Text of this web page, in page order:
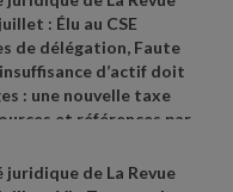
relative à la lutte
et fiscales- Décret
JO du 27-
dgccrf/actualites
- le- gerant-
: Élu au CSE
de délégation, Faute
d’actif doit
: une nouvelle taxe
:
du 30 juin
juridique de La Revue